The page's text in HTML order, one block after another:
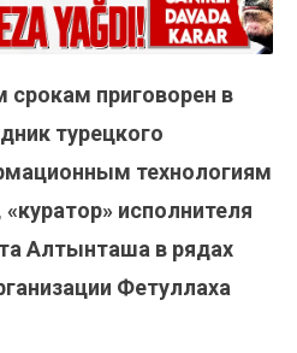
приговорен в
турецкого
технологиям
исполнителя
Алтынташа в рядах
Фетуллаха